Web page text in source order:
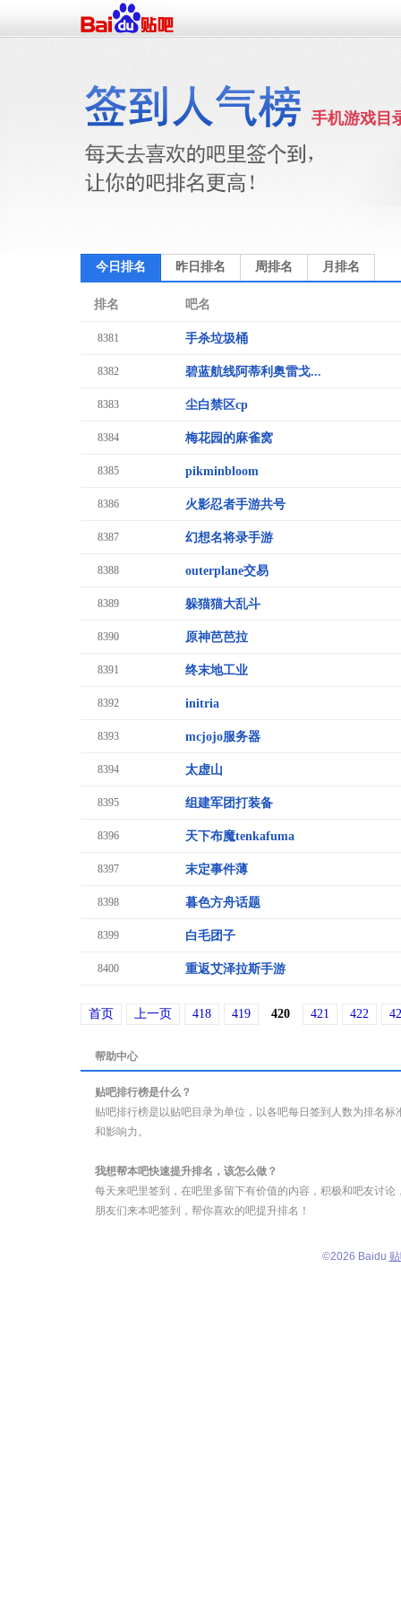
手机游戏目
今日排名 昨日排名 周排名 月排名
排名 吧名
8381 手杀垃圾桶
8382 碧蓝航线阿蒂利奥雷戈...
8383 尘白禁区cp
8384 梅花园的麻雀窝
8385 pikminbloom
8386 火影忍者手游共号
8387 幻想名将录手游
8388 outerplane交易
8389 躲猫猫大乱斗
8390 原神芭芭拉
8391 终末地工业
8392 initria
8393 mcjojo服务器
8394 太虚山
8395 组建军团打装备
8396 天下布魔tenkafuma
8397 末定事件薄
8398 暮色方舟话题
8399 白毛团子
8400 重返艾泽拉斯手游
首页 上一页 418 419 420 421 422
帮助中心
贴吧排行榜是什么？
贴吧排行榜是以贴吧目录为单位，以各吧每日签到人数为排名
和影响力。
我想帮本吧快速提升排名，该怎么做？
每天来吧里签到，在吧里多留下有价值的内容，积极和吧友讨
朋友们来本吧签到，帮你喜欢的吧提升排名！
©2026 Baidu